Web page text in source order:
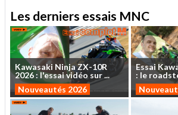
Les derniers essais MNC
Kawasaki NinjaZX-10R
2026: l'essaividéo sur...
Nouveautés 2026
Essai
: le